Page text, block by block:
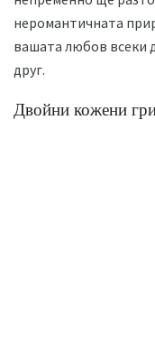
неромантичната
вашата любов всеки
друг.
Двойни кожени